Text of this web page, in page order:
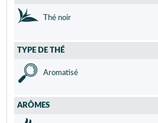
Thé noir
TYPE DE THÉ
Aromatisé
ARÔMES